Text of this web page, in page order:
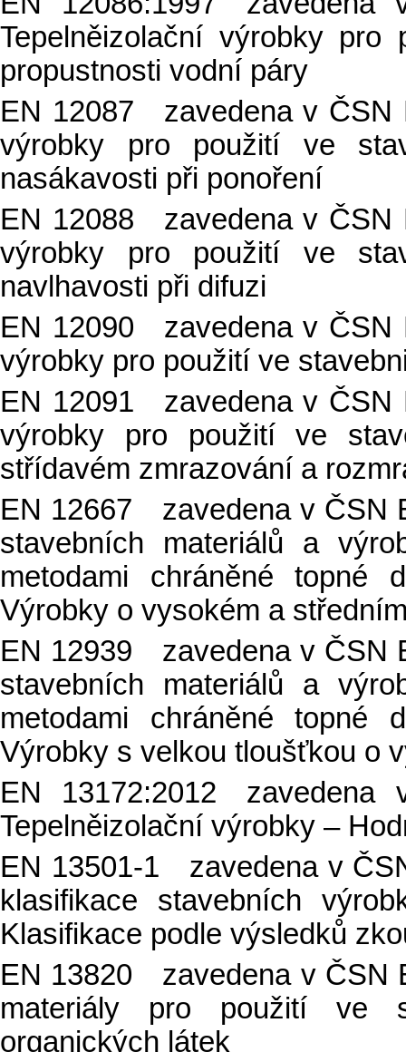
Tepelněizolační výrobky
propustnosti vodní páry
EN 12087 zavedena v ČSN
výrobky pro použití ve
nasákavosti při ponoření
EN 12088 zavedena v ČSN
výrobky pro použití ve
navlhavosti při difuzi
EN 12090 zavedena v ČSN
výrobky pro použití ve
EN 12091 zavedena v ČSN
výrobky pro použití ve
střídavém zmrazování a
EN 12667 zavedena v ČSN
stavebních materiálů a
metodami chráněné topné
Výrobky o vysokém a
EN 12939 zavedena v ČSN
stavebních materiálů a
metodami chráněné topné
Výrobky s velkou tloušťkou o
EN 13172:2012 zavedena
Tepelněizolační výrobky –
EN 13501-1 zavedena v
klasifikace stavebních
Klasifikace podle výsledků
EN 13820 zavedena v ČSN
materiály pro použití ve
organických látek